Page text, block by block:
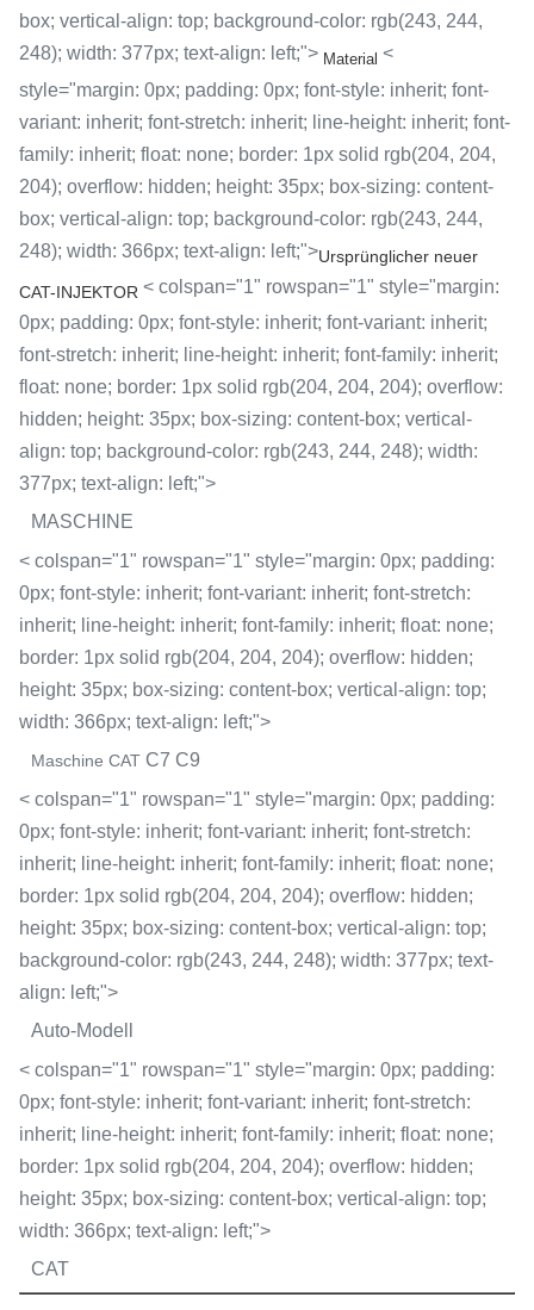
box; vertical-align: top; background-color: rgb(243, 244,
248); width: 377px; text-align: left;"> Material <
style="margin: 0px; padding: 0px; font-style: inherit; font-
variant: inherit; font-stretch: inherit; line-height: inherit; font-
family: inherit; float: none; border: 1px solid rgb(204, 204,
204); overflow: hidden; height: 35px; box-sizing: content-
box; vertical-align: top; background-color: rgb(243, 244,
248); width: 366px; text-align: left;">Ursprünglicher neuer
CAT-INJEKTOR < colspan="1" rowspan="1" style="margin:
0px; padding: 0px; font-style: inherit; font-variant: inherit;
font-stretch: inherit; line-height: inherit; font-family: inherit;
float: none; border: 1px solid rgb(204, 204, 204); overflow:
hidden; height: 35px; box-sizing: content-box; vertical-
align: top; background-color: rgb(243, 244, 248); width:
377px; text-align: left;">
MASCHINE
< colspan="1" rowspan="1" style="margin: 0px; padding:
0px; font-style: inherit; font-variant: inherit; font-stretch:
inherit; line-height: inherit; font-family: inherit; float: none;
border: 1px solid rgb(204, 204, 204); overflow: hidden;
height: 35px; box-sizing: content-box; vertical-align: top;
width: 366px; text-align: left;">
Maschine CAT C7 C9
< colspan="1" rowspan="1" style="margin: 0px; padding:
0px; font-style: inherit; font-variant: inherit; font-stretch:
inherit; line-height: inherit; font-family: inherit; float: none;
border: 1px solid rgb(204, 204, 204); overflow: hidden;
height: 35px; box-sizing: content-box; vertical-align: top;
background-color: rgb(243, 244, 248); width: 377px; text-
align: left;">
Auto-Modell
< colspan="1" rowspan="1" style="margin: 0px; padding:
0px; font-style: inherit; font-variant: inherit; font-stretch:
inherit; line-height: inherit; font-family: inherit; float: none;
border: 1px solid rgb(204, 204, 204); overflow: hidden;
height: 35px; box-sizing: content-box; vertical-align: top;
width: 366px; text-align: left;">
CAT